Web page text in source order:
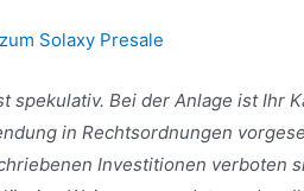
Solaxy Presale
spekulativ. Bei der Anlage ist Ihr
in Rechtsordnungen
Investitionen verboten